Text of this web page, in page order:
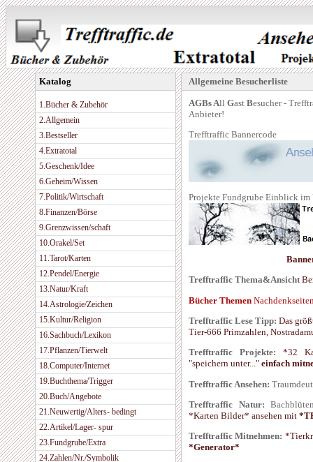
Katalog
1.Bücher & Zubehör
2.Allgemein
3.Bestseller
4.Extratotal
5.Geschenk/Idee
6.Geheim/Wissen
7.Politik/Wirtschaft
8.Finanzen/Börse
9.Grenzwissen/schaft
10.Orakel/Set
11.Tarot/Karten
12.Pendel/Energie
13.Natur/Kraft
14.Astrologie/Zeichen
15.Kultur/Religion
16.Sachbuch/Lexikon
17.Pflanzen/Tierwelt
18.Computer/Internet
19.Buchthema/Trigger
20.Buch/Angebote
21.Neuwertig/Alters- bedingt
22.Artikel/Lager- spur
23.Fundgrube/Extra
24.Zahlen/Nr./Symbolik
Allgemeine Besucherliste
AGBsAll Gast Besucher -
Anbieter!
Trefftraffic Bannercode
Projekte Fundgrube Einblick
Trefftraffic Thema&Ansicht
Bücher Themen
Trefftraffic Lese Tipp: Das
Tier-666 Primzahlen,
Trefftraffic Projekte: *32
"speichern unter..." einfach
Trefftraffic Ansehen:
Trefftraffic Natur:
*Karten Bilder* ansehen mit
Trefftraffic Mitnehmen:
*Generator*